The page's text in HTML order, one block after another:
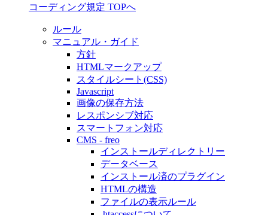
コーディング規定 TOPへ
ルール
マニュアル・ガイド
方針
HTMLマークアップ
スタイルシート(CSS)
Javascript
画像の保存方法
レスポンシブ対応
スマートフォン対応
CMS - freo
インストールディレクトリー
データベース
インストール済のプラグイン
HTMLの構造
ファイルの表示ルール